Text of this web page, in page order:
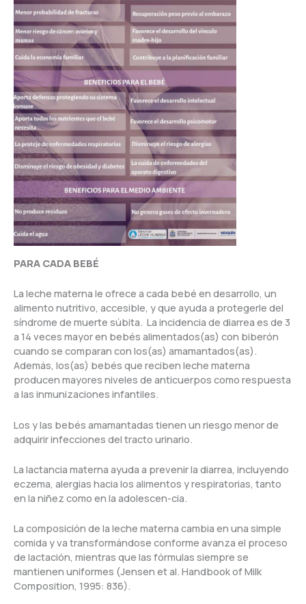
PARA CADA BEBÉ
La leche materna le ofrece a cada bebé en desarrollo, un
alimento nutritivo, accesible, y que ayuda a protegerle del
síndrome de muerte súbita. La incidencia de diarrea es de 3
a 14 veces mayor en bebés alimentados(as) con biberón
cuando se comparan con los(as) amamantados(as).
Además, los(as) bebés que reciben leche materna
producen mayores niveles de anticuerpos como respuesta
a las inmunizaciones infantiles.
Los y las bebés amamantadas tienen un riesgo menor de
adquirir infecciones del tracto urinario.
La lactancia materna ayuda a prevenir la diarrea, incluyendo
eczema, alergias hacia los alimentos y respiratorias, tanto
en la niñez como en la adolescen-cia.
La composición de la leche materna cambia en una simple
comida y va transformándose conforme avanza el proceso
de lactación, mientras que las fórmulas siempre se
mantienen uniformes (Jensen et al. Handbook of Milk
Composition, 1995: 836).